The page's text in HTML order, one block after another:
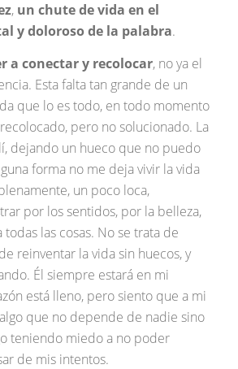
, un chute de vida en el
y doloroso de la palabra.
a conectar y recolocar, no ya el
Esta falta tan grande de un
que lo es todo, en todo momento
pero no solucionado. La
dejando un hueco que no puedo
forma no me deja vivir la vida
un poco loca,
por los sentidos, por la belleza,
las cosas. No se trata de
reinventar la vida sin huecos, y
Él siempre estará en mi
está lleno, pero siento que a mi
que no depende de nadie sino
teniendo miedo a no poder
de mis intentos.